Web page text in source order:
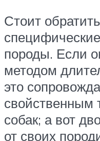
Стоит
породы. Если
методом
это
свойственным
собак; а вот
от своих